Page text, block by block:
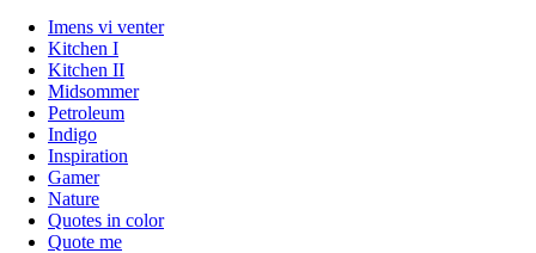
Imens vi venter
Kitchen I
Kitchen II
Midsommer
Petroleum
Indigo
Inspiration
Gamer
Nature
Quotes in color
Quote me